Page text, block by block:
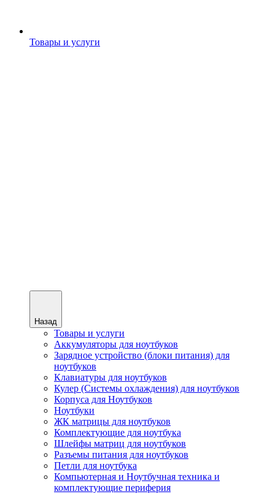
Товары и услуги
Назад
Товары и услуги
Аккумуляторы для ноутбуков
Зарядное устройство (блоки питания) для
ноутбуков
Клавиатуры для ноутбуков
Кулер (Системы охлаждения) для ноутбуков
Корпуса для Ноутбуков
Ноутбуки
ЖК матрицы для ноутбуков
Комплектующие для ноутбука
Шлейфы матриц для ноутбуков
Разъемы питания для ноутбуков
Петли для ноутбука
Компьютерная и Ноутбучная техника и
комплектующие периферия